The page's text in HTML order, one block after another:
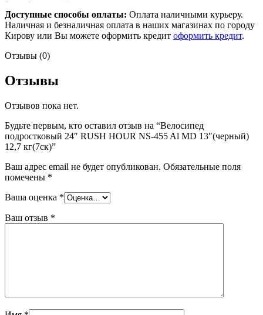
Доступные способы оплаты: Оплата наличными курьеру.
Наличная и безналичная оплата в наших магазинах по городу
Кирову или Вы можете оформить кредит оформить кредит.
Отзывы (0)
Отзывы
Отзывов пока нет.
Будьте первым, кто оставил отзыв на “Велосипед
подростковый 24″ RUSH HOUR NS-455 Al MD 13″(черный)
12,7 кг(7ск)”
Ваш адрес email не будет опубликован. Обязательные поля
помечены *
Ваша оценка *
Ваш отзыв *